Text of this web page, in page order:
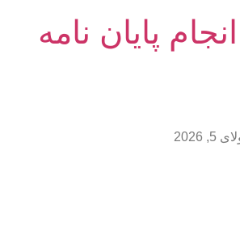
پایان نامه
5, 2026